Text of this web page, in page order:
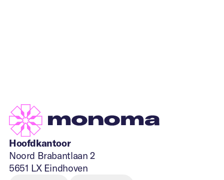
Hoofdkantoor
Noord Brabantlaan 2
5651 LX Eindhoven